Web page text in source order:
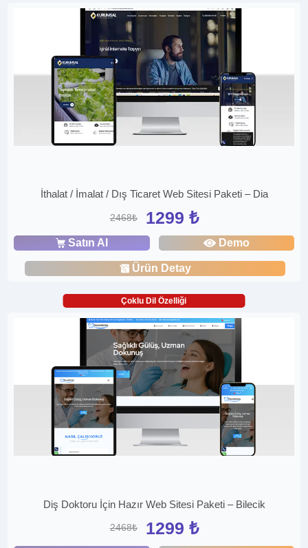
İthalat / İmalat / Dış Ticaret Web Sitesi Paketi – Dia
2468₺ 1299 ₺
Satın Al Demo
Ürün Detay
Çoklu Dil Özelliği
Diş Doktoru İçin Hazır Web Sitesi Paketi – Bilecik
2468₺ 1299 ₺